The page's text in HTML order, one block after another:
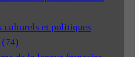
culturels et politiques
(74)